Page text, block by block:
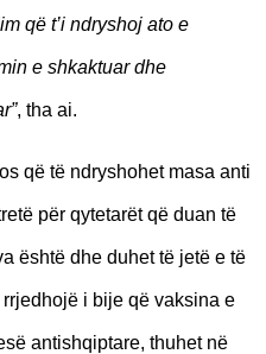
që t’i ndryshoj ato e
e shkaktuar dhe
, tha ai.
që të ndryshohet masa anti
për qytetarët që duan të
është dhe duhet të jetë e të
i bije që vaksina e
antishqiptare, thuhet në